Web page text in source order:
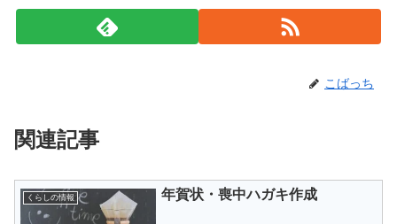
こばっち
関連記事
くらしの情報 年賀状・喪中ハガキ作成